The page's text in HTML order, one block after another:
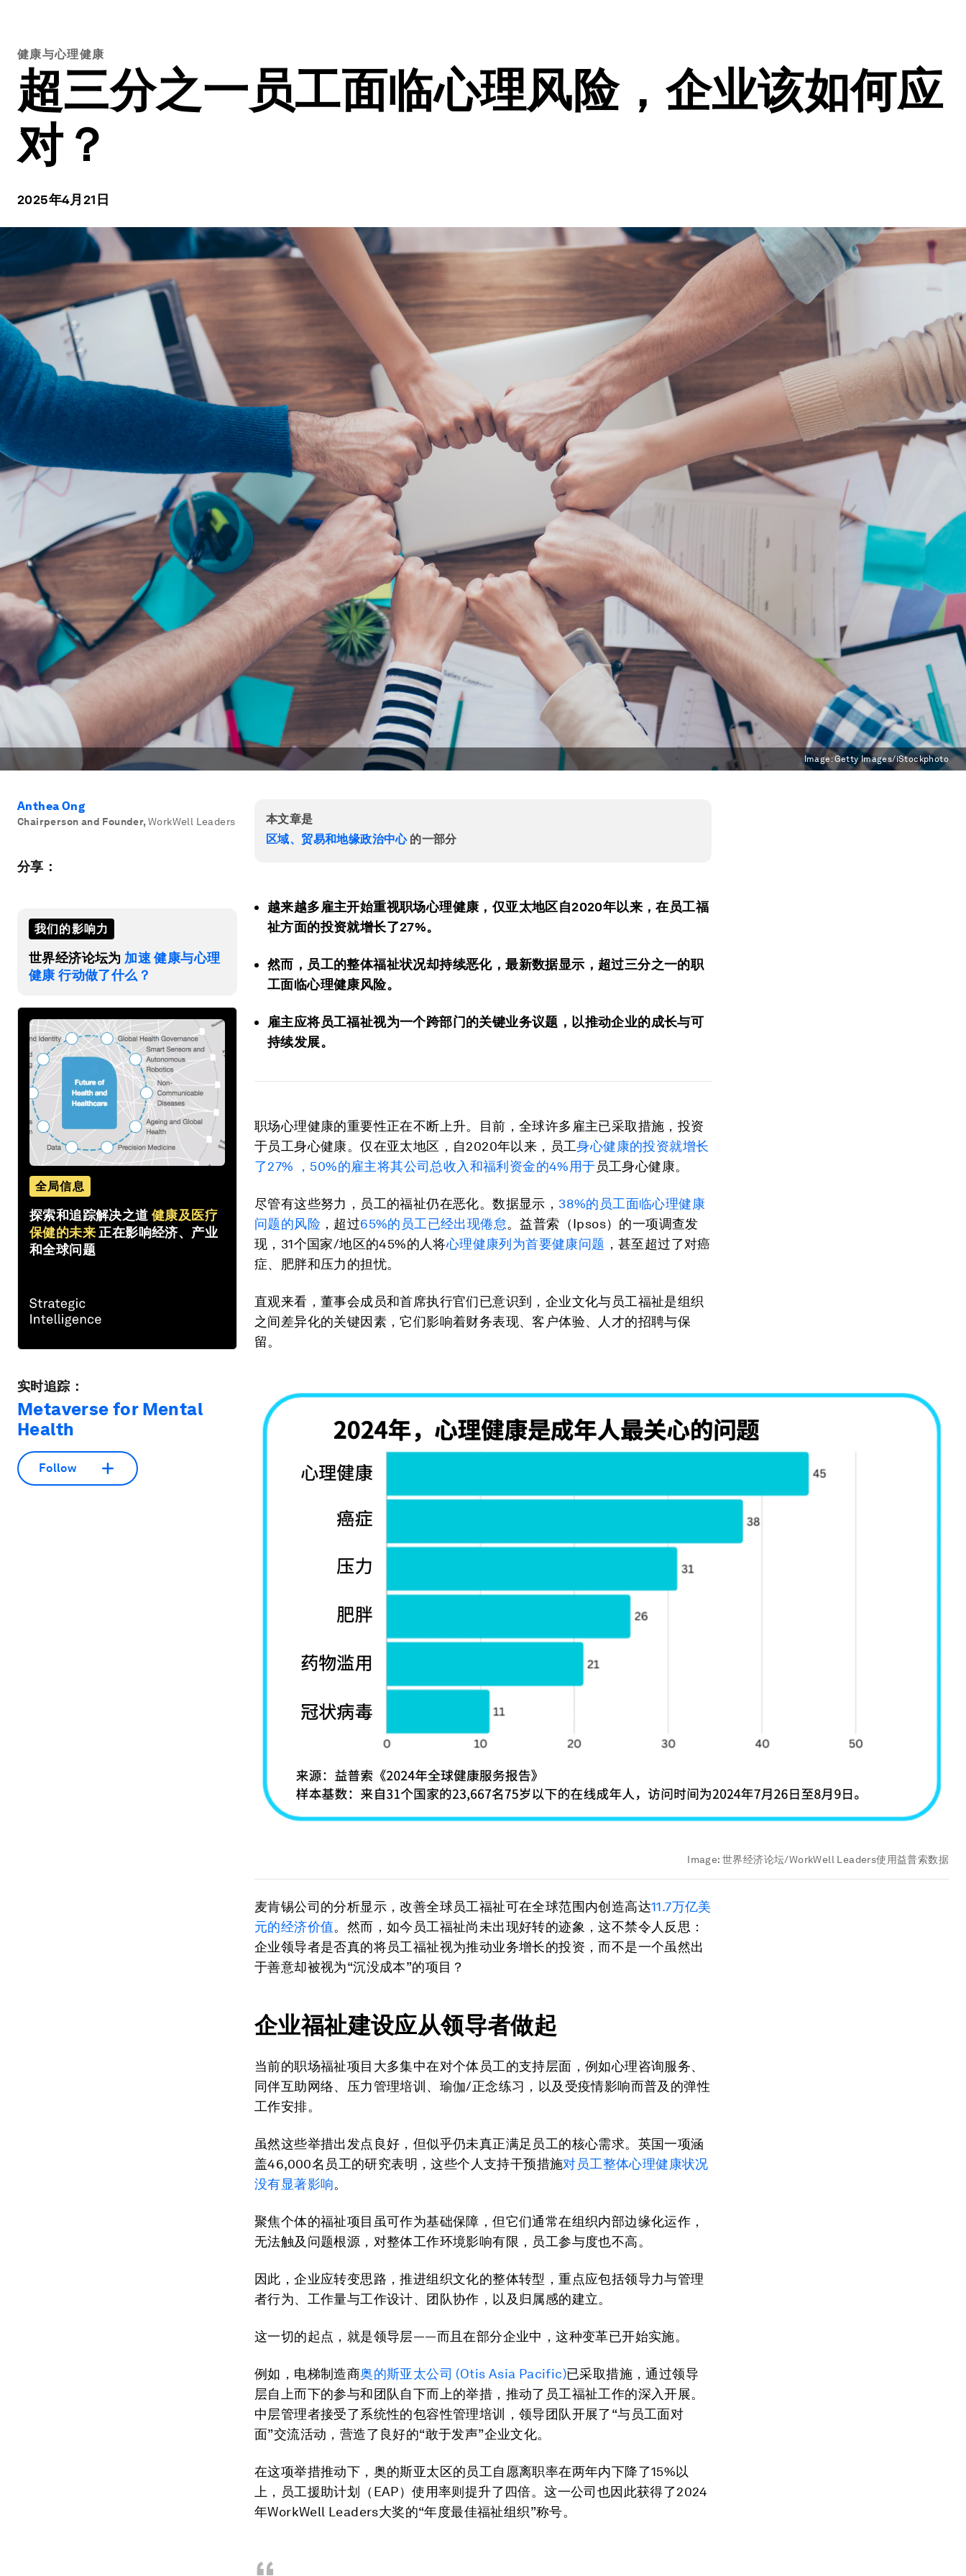
健康与心理健康
超三分之一员工面临心理风险，企业该如何应
对？
2025年4月21日
Image:Getty Images/iStockphoto
Anthea Ong
Chairperson and Founder, WorkWell Leaders
分享：
我们的影响力
世界经济论坛为 加速 健康与心理
健康 行动做了什么？
全局信息
探索和追踪解决之道 健康及医疗
保健的未来 正在影响经济、产业
和全球问题
实时追踪：
Metaverse for Mental
Health
Follow
本文章是
区域、贸易和地缘政治中心的一部分
越来越多雇主开始重视职场心理健康，仅亚太地区自2020年以来，在员工福
祉方面的投资就增长了27%。
然而，员工的整体福祉状况却持续恶化，最新数据显示，超过三分之一的职
工面临心理健康风险。
雇主应将员工福祉视为一个跨部门的关键业务议题，以推动企业的成长与可
持续发展。
职场心理健康的重要性正在不断上升。目前，全球许多雇主已采取措施，投资
于员工身心健康。仅在亚太地区，自2020年以来，员工身心健康的投资就增长
了27% ， 50%的雇主将其公司总收入和福利资金的4%用于员工身心健康。
尽管有这些努力，员工的福祉仍在恶化。数据显示， 38%的员工面临心理健康
问题的风险 ，超过65%的员工已经出现倦怠。益普索（Ipsos）的一项调查发
现，31个国家/地区的45%的人将心理健康列为首要健康问题 ，甚至超过了对癌
症、肥胖和压力的担忧。
直观来看，董事会成员和首席执行官们已意识到，企业文化与员工福祉是组织
之间差异化的关键因素，它们影响着财务表现、客户体验、人才的招聘与保
留。
Image: 世界经济论坛/WorkWell Leaders使用益普索数据
麦肯锡公司的分析显示，改善全球员工福祉可在全球范围内创造高达11.7万亿美
元的经济价值。然而，如今员工福祉尚未出现好转的迹象，这不禁令人反思：
企业领导者是否真的将员工福祉视为推动业务增长的投资，而不是一个虽然出
于善意却被视为“沉没成本”的项目？
企业福祉建设应从领导者做起
当前的职场福祉项目大多集中在对个体员工的支持层面，例如心理咨询服务、
同伴互助网络、压力管理培训、瑜伽/正念练习，以及受疫情影响而普及的弹性
工作安排。
虽然这些举措出发点良好，但似乎仍未真正满足员工的核心需求。英国一项涵
盖46,000名员工的研究表明，这些个人支持干预措施对员工整体心理健康状况
没有显著影响。
聚焦个体的福祉项目虽可作为基础保障，但它们通常在组织内部边缘化运作，
无法触及问题根源，对整体工作环境影响有限，员工参与度也不高。
因此，企业应转变思路，推进组织文化的整体转型，重点应包括领导力与管理
者行为、工作量与工作设计、团队协作，以及归属感的建立。
这一切的起点，就是领导层——而且在部分企业中，这种变革已开始实施。
例如，电梯制造商奥的斯亚太公司 (Otis Asia Pacific)已采取措施，通过领导
层自上而下的参与和团队自下而上的举措，推动了员工福祉工作的深入开展。
中层管理者接受了系统性的包容性管理培训，领导团队开展了“与员工面对
面”交流活动，营造了良好的“敢于发声”企业文化。
在这项举措推动下，奥的斯亚太区的员工自愿离职率在两年内下降了15%以
上，员工援助计划（EAP）使用率则提升了四倍。这一公司也因此获得了2024
年WorkWell Leaders大奖的“年度最佳福祉组织”称号。